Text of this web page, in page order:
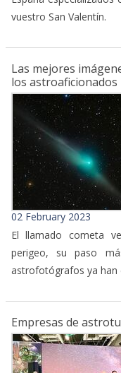
vuestro San Valentín.
Las mejores
los astroaficionados
02 February 2023
El llamado cometa
perigeo, su paso
astrofotógrafos ya han
Empresas de